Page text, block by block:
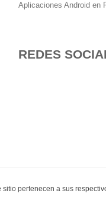
Aplicaciones Android en
REDES
pertenecen a sus